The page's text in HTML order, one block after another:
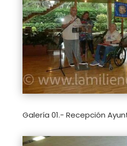
Galería 01.- Recepción